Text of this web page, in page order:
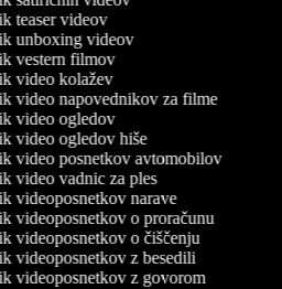
teaser videov
unboxing videov
vestern filmov
video kolažev
video napovednikov za filme
video ogledov
video ogledov hiše
video posnetkov avtomobilov
video vadnic za ples
videoposnetkov narave
videoposnetkov o proračunu
videoposnetkov o čiščenju
videoposnetkov z besedili
videoposnetkov z govorom